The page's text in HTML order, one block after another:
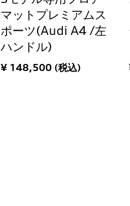
マットプレミアムス
ポーツ(Audi A4 /左
ハンドル)
¥ 148,500 (税込)